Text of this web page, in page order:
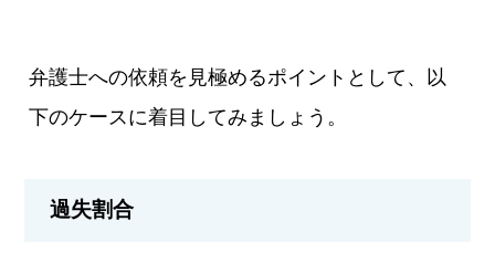
弁護士への依頼を見極めるポイントとして、以
下のケースに着目してみましょう。
過失割合